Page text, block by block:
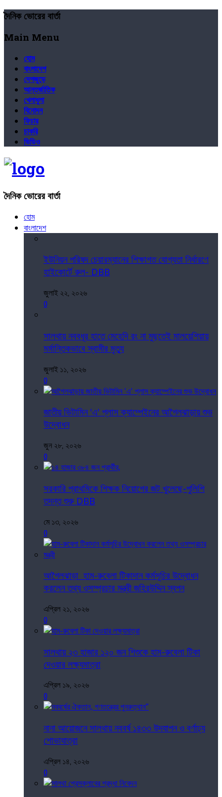
দৈনিক ভোরের বার্তা
Main Menu
হোম
বাংলাদেশ
দেশজুড়ে
আন্তর্জাতিক
খেলাধুলা
বিনোদন
ফিচার
চাকরি
ভিডিও
দৈনিক ভোরের বার্তা
হোম
বাংলাদেশ
ইউনিয়ন পরিষদ চেয়ারম্যানের শিক্ষাগত যোগ্যতা নির্ধারণে
হাইকোর্টে রুল- DBB
জুলাই ২২, ২০২৬
0
সালথায় নববধূর হাতে মেহেদি রং না মুছতেই মালয়েশিয়ায়
মর্মান্তিকভাবে স্বামীর মৃত্যু
জুলাই ১১, ২০২৬
0
জাতীয় ভিটামিন 'এ' প্লাস ক্যাম্পেইনের আগৈলঝাড়ায় শুভ
উদ্বোধন
জুন ২৮, ২০২৬
0
সরকারি প্রাথমিকে শিক্ষক নিয়োগের জট খুলেছে-পুলিশি
তদন্ত শুরু DBB
মে ১৩, ২০২৬
0
আগৈলঝাড়া হাম-রুবেলা টিকাদান কর্মসূচির উদ্বোধন
করলেন তথ্য ওসম্প্রচার মন্ত্রী জহিরউদ্দিন স্বপন
এপ্রিল ২১, ২০২৬
0
সালথায় ২৩ হাজার ১২০ জন শিশুকে হাম-রুবেলা টিকা
দেওয়ার লক্ষ্যমাত্রা
এপ্রিল ১৯, ২০২৬
0
নানা আয়োজনে সালথায় নববর্ষ ১৪৩৩ উদযাপন ও বর্ণাঢ্য
শোভাযাত্রা
এপ্রিল ১৪, ২০২৬
0